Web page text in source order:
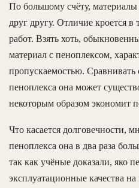
По большому счёту,
друг другу. Отличие кроется в
работ. Взять хоть,
материал с пеноплексом,
пропускаемостью.
пеноплекса она может
некоторым образом экономит
Что касается долговечности,
пеноплекса она в два раза
так как учёные доказали, яко
эксплуатационные качества